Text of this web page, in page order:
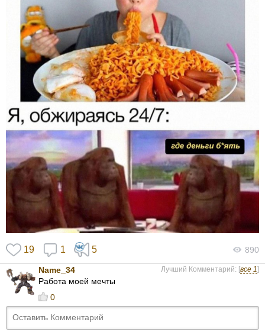
19 1 5 890
Name_34 Лучший Комментарий: [все 1]
Работа моей мечты
0